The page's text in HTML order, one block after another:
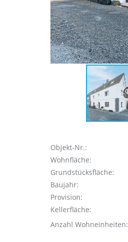
Objekt-Nr.:
Wohnfläche:
Grundstücksfläche:
Baujahr:
Provision:
Kellerfläche:
Anzahl Wohneinheiten: